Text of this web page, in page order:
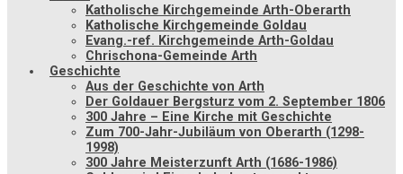
Katholische Kirchgemeinde Arth-Oberarth
Katholische Kirchgemeinde Goldau
Evang.-ref. Kirchgemeinde Arth-Goldau
Chrischona-Gemeinde Arth
Geschichte
Aus der Geschichte von Arth
Der Goldauer Bergsturz vom 2. September 1806
300 Jahre – Eine Kirche mit Geschichte
Zum 700-Jahr-Jubiläum von Oberarth (1298-
1998)
300 Jahre Meisterzunft Arth (1686-1986)